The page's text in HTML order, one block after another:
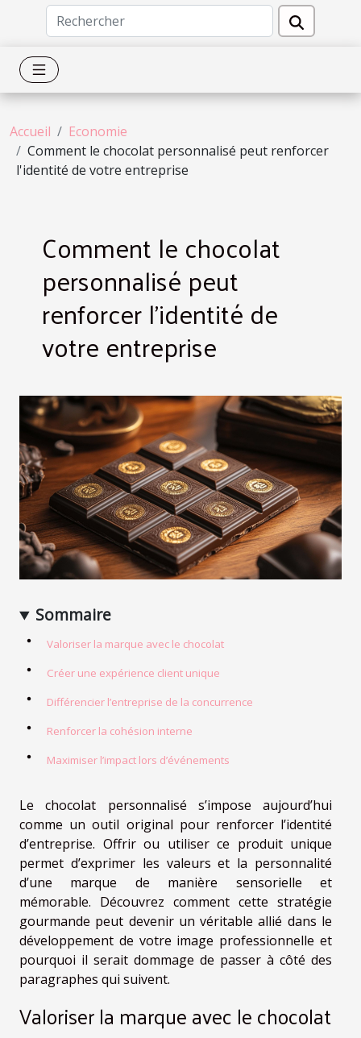
Accueil
Economie
Comment le chocolat personnalisé peut renforcer
l'identité de votre entreprise
Comment le chocolat
personnalisé peut
renforcer l'identité de
votre entreprise
Sommaire
Valoriser la marque avec le chocolat
Créer une expérience client unique
Différencier l’entreprise de la concurrence
Renforcer la cohésion interne
Maximiser l’impact lors d’événements
Le chocolat personnalisé s’impose aujourd’hui
comme un outil original pour renforcer l’identité
d’entreprise. Offrir ou utiliser ce produit unique
permet d’exprimer les valeurs et la personnalité
d’une marque de manière sensorielle et
mémorable. Découvrez comment cette stratégie
gourmande peut devenir un véritable allié dans le
développement de votre image professionnelle et
pourquoi il serait dommage de passer à côté des
paragraphes qui suivent.
Valoriser la marque avec le chocolat